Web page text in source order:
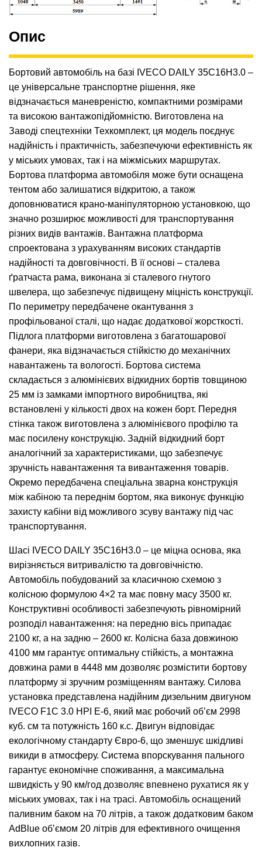
Опис
Бортовий автомобіль на базі IVECO DAILY 35C16H3.0 –
це універсальне транспортне рішення, яке
відзначається маневреністю, компактними розмірами
та високою вантажопідйомністю. Виготовлена на
Заводі спецтехніки Техкомплект, ця модель поєднує
надійність і практичність, забезпечуючи ефективність як
у міських умовах, так і на міжміських маршрутах.
Бортова платформа автомобіля може бути оснащена
тентом або залишатися відкритою, а також
доповнюватися крано-маніпуляторною установкою, що
значно розширює можливості для транспортування
різних видів вантажів. Вантажна платформа
спроектована з урахуванням високих стандартів
надійності та довговічності. В її основі – сталева
ґратчаста рама, виконана зі сталевого гнутого
швелера, що забезпечує підвищену міцність конструкції.
По периметру передбачене окантування з
профільованої сталі, що надає додаткової жорсткості.
Підлога платформи виготовлена з багатошарової
фанери, яка відзначається стійкістю до механічних
навантажень та вологості. Бортова система
складається з алюмінієвих відкидних бортів товщиною
25 мм із замками імпортного виробництва, які
встановлені у кількості двох на кожен борт. Передня
стінка також виготовлена з алюмінієвого профілю та
має посилену конструкцію. Задній відкидний борт
аналогічний за характеристиками, що забезпечує
зручність навантаження та вивантаження товарів.
Окремо передбачена спеціальна зварна конструкція
між кабіною та переднім бортом, яка виконує функцію
захисту кабіни від можливого зсуву вантажу під час
транспортування.
Шасі IVECO DAILY 35C16H3.0 – це міцна основа, яка
вирізняється витривалістю та довговічністю.
Автомобіль побудований за класичною схемою з
колісною формулою 4×2 та має повну масу 3500 кг.
Конструктивні особливості забезпечують рівномірний
розподіл навантаження: на передню вісь припадає
2100 кг, а на задню – 2600 кг. Колісна база довжиною
4100 мм гарантує оптимальну стійкість, а монтажна
довжина рами в 4448 мм дозволяє розмістити бортову
платформу зі зручним розміщенням вантажу. Силова
установка представлена надійним дизельним двигуном
IVECO F1C 3.0 HPI E-6, який має робочий об’єм 2998
куб. см та потужність 160 к.с. Двигун відповідає
екологічному стандарту Євро-6, що зменшує шкідливі
викиди в атмосферу. Система впорскування пального
гарантує економічне споживання, а максимальна
швидкість у 90 км/год дозволяє впевнено рухатися як у
міських умовах, так і на трасі. Автомобіль оснащений
паливним баком на 70 літрів, а також додатковим баком
AdBlue об’ємом 20 літрів для ефективного очищення
вихлопних газів.